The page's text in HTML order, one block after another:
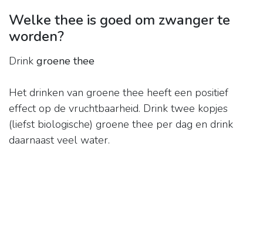
Welke thee is goed om zwanger te
worden?
Drink groene thee
Het drinken van groene thee heeft een positief
effect op de vruchtbaarheid. Drink twee kopjes
(liefst biologische) groene thee per dag en drink
daarnaast veel water.